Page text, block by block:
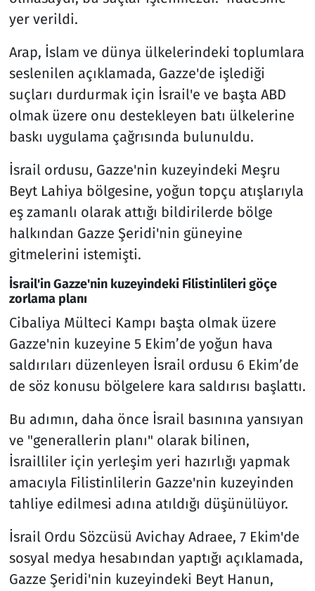
yer verildi.
Arap, İslam ve dünya ülkelerindeki toplumlara
seslenilen açıklamada, Gazze'de işlediği
suçları durdurmak için İsrail'e ve başta ABD
olmak üzere onu destekleyen batı ülkelerine
baskı uygulama çağrısında bulunuldu.
İsrail ordusu, Gazze'nin kuzeyindeki Meşru
Beyt Lahiya bölgesine, yoğun topçu atışlarıyla
eş zamanlı olarak attığı bildirilerde bölge
halkından Gazze Şeridi'nin güneyine
gitmelerini istemişti.
İsrail'in Gazze'nin kuzeyindeki Filistinlileri göçe
zorlama planı
Cibaliya Mülteci Kampı başta olmak üzere
Gazze'nin kuzeyine 5 Ekim’de yoğun hava
saldırıları düzenleyen İsrail ordusu 6 Ekim’de
de söz konusu bölgelere kara saldırısı başlattı.
Bu adımın, daha önce İsrail basınına yansıyan
ve "generallerin planı" olarak bilinen,
İsrailliler için yerleşim yeri hazırlığı yapmak
amacıyla Filistinlilerin Gazze'nin kuzeyinden
tahliye edilmesi adına atıldığı düşünülüyor.
İsrail Ordu Sözcüsü Avichay Adraee, 7 Ekim'de
sosyal medya hesabından yaptığı açıklamada,
Gazze Şeridi'nin kuzeyindeki Beyt Hanun,